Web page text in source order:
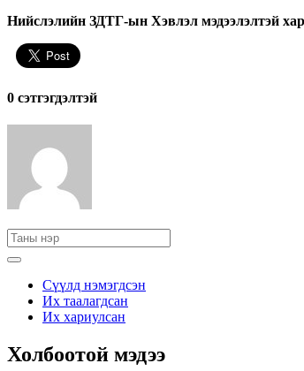
Нийслэлийн ЗДТГ-ын Хэвлэл мэдээлэлтэй
0 cэтгэгдэлтэй
Сүүлд нэмэгдсэн
Их таалагдсан
Их хариулсан
Холбоотой мэдээ